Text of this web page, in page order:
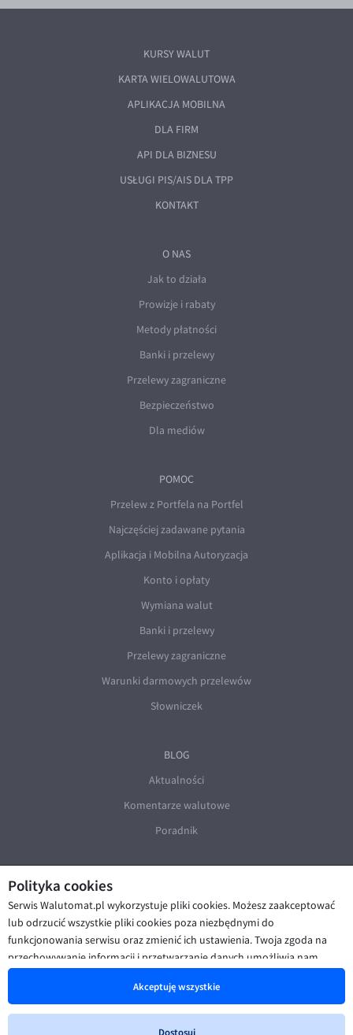
Polityka cookies
Serwis Walutomat.pl wykorzystuje pliki cookies. Możesz zaakceptować
lub odrzucić wszystkie pliki cookies poza niezbędnymi do
funkcjonowania serwisu oraz zmienić ich ustawienia. Twoja zgoda na
przechowywanie informacji i przetwarzanie danych umożliwia nam
poprawę funkcjonalności strony oraz prezentowanie Ci
spersonalizowanych treści i reklam. Więcej informacji znajdziesz w naszej
Akceptuję wszystkie
Dostosuj
KURSY WALUT
KARTA WIELOWALUTOWA
APLIKACJA MOBILNA
DLA FIRM
API DLA BIZNESU
USŁUGI PIS/AIS DLA TPP
KONTAKT
O NAS
Jak to działa
Prowizje i rabaty
Metody płatności
Banki i przelewy
Przelewy zagraniczne
Bezpieczeństwo
Dla mediów
POMOC
Przelew z Portfela na Portfel
Najczęściej zadawane pytania
Aplikacja i Mobilna Autoryzacja
Konto i opłaty
Wymiana walut
Banki i przelewy
Przelewy zagraniczne
Warunki darmowych przelewów
Słowniczek
BLOG
Aktualności
Komentarze walutowe
Poradnik
© Walutomat 2026 | Regulaminy
|
Polityka prywatności i cookies | Deklaracja dostępności